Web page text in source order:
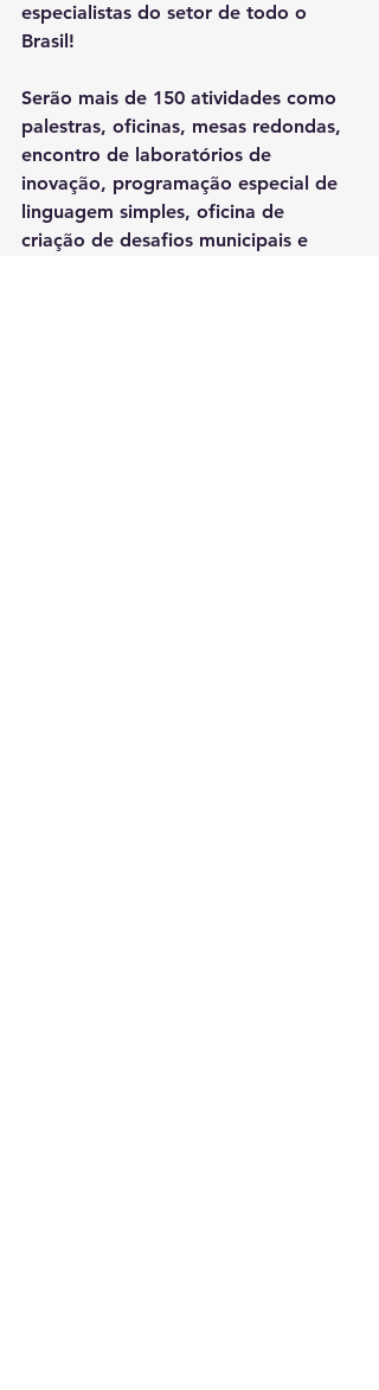
especialistas do setor de todo o
Brasil!
Serão mais de 150 atividades como
palestras, oficinas, mesas redondas,
encontro de laboratórios de
inovação, programação especial de
linguagem simples, oficina de
criação de desafios municipais e